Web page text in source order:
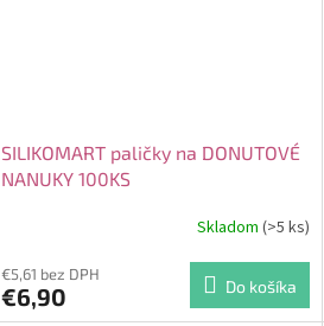
SILIKOMART paličky na DONUTOVÉ
NANUKY 100KS
Skladom (>5 ks)
€5,61 bez DPH
€6,90 Do košíka